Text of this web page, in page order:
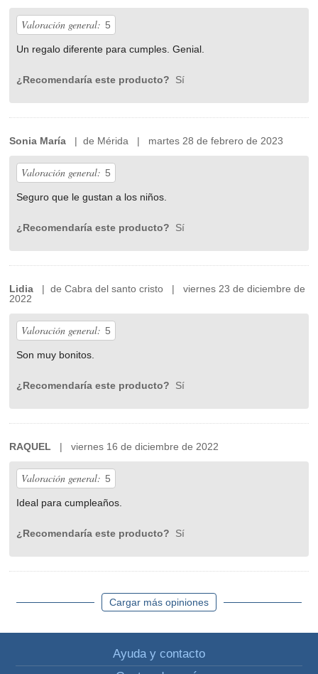
Valoración general: 5
Un regalo diferente para cumples. Genial.
¿Recomendaría este producto? Sí
Sonia María | de Mérida | martes 28 de febrero de 2023
Valoración general: 5
Seguro que le gustan a los niños.
¿Recomendaría este producto? Sí
Lidia | de Cabra del santo cristo | viernes 23 de diciembre de
2022
Valoración general: 5
Son muy bonitos.
¿Recomendaría este producto? Sí
RAQUEL | viernes 16 de diciembre de 2022
Valoración general: 5
Ideal para cumpleaños.
¿Recomendaría este producto? Sí
Cargar más opiniones
Ayuda y contacto